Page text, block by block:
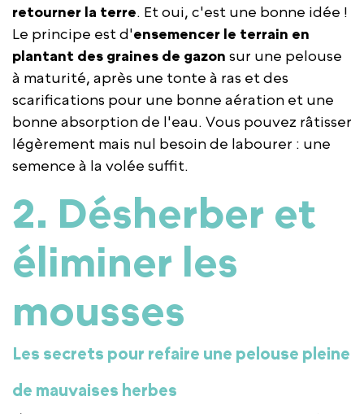
retourner la terre. Et oui, c'est une bonne idée !
Le principe est d'ensemencer le terrain en
plantant des graines de gazon sur une pelouse
à maturité, après une tonte à ras et des
scarifications pour une bonne aération et une
bonne absorption de l'eau. Vous pouvez râtisser
légèrement mais nul besoin de labourer : une
semence à la volée suffit.
2. Désherber et
éliminer les
mousses
Les secrets pour refaire une pelouse pleine
de mauvaises herbes